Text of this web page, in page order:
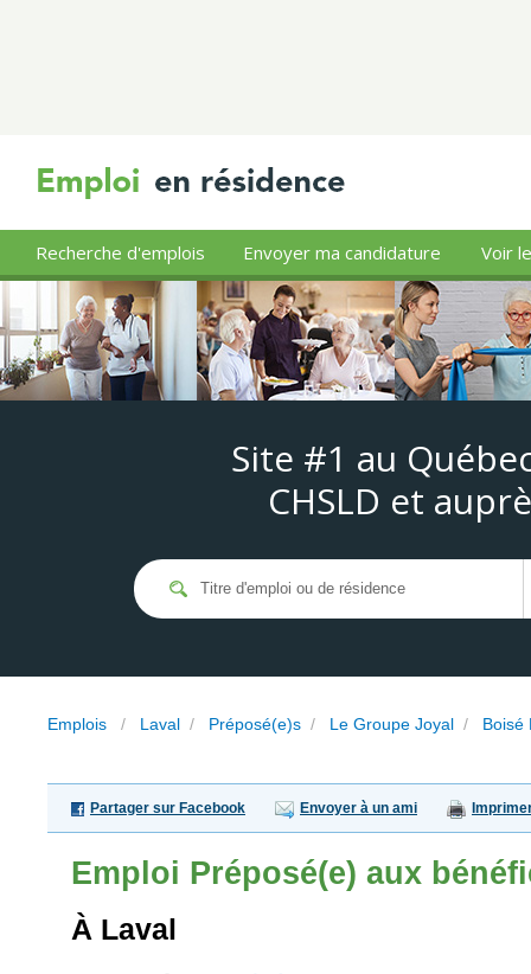
Recherche d'emplois Envoyer ma candidature Voir
Site #1 au
CHSLD et
Emplois / Laval / Préposé(e)s / Le Groupe Joyal / Boisé
Partager sur Facebook Envoyer à un ami
Emploi Préposé(e) aux
À Laval